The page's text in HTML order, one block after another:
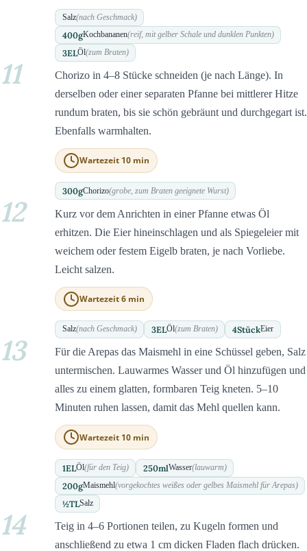
Salz(nach Geschmack)
400gKochbananen(reif, mit gelber Schale und dunklen Punkten)
3ELÖl(zum Braten)
11
Chorizo in 4–8 Stücke schneiden (je nach Länge). In
derselben oder einer separaten Pfanne bei mittlerer Hitze
rundum braten, bis sie schön gebräunt und durchgegart ist.
Ebenfalls warmhalten.
Wartezeit 10 min
300gChorizo(grobe, zum Braten geeignete Wurst)
12
Kurz vor dem Anrichten in einer Pfanne etwas Öl
erhitzen. Die Eier hineinschlagen und als Spiegeleier mit
weichem oder festem Eigelb braten, je nach Vorliebe.
Leicht salzen.
Wartezeit 6 min
Salz(nach Geschmack) 3ELÖl(zum Braten) 4StückEier
13
Für die Arepas das Maismehl in eine Schüssel geben, Salz
untermischen. Lauwarmes Wasser und Öl hinzufügen und
alles zu einem glatten, formbaren Teig kneten. 5–10
Minuten ruhen lassen, damit das Mehl quellen kann.
Wartezeit 10 min
1ELÖl(für den Teig) 250mlWasser(lauwarm)
200gMaismehl(vorgekochtes weißes oder gelbes Maismehl für Arepas)
½TLSalz
14
Teig in 4–6 Portionen teilen, zu Kugeln formen und
anschließend zu etwa 1 cm dicken Fladen flach drücken.